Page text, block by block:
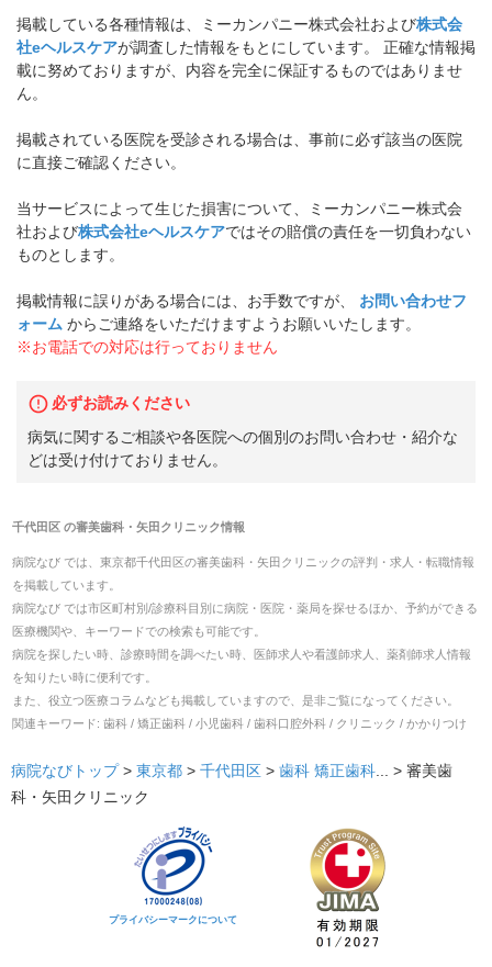
掲載している各種情報は、ミーカンパニー株式会社および株式会
社eヘルスケアが調査した情報をもとにしています。 正確な情報掲
載に努めておりますが、内容を完全に保証するものではありませ
ん。
掲載されている医院を受診される場合は、事前に必ず該当の医院
に直接ご確認ください。
当サービスによって生じた損害について、ミーカンパニー株式会
社および株式会社eヘルスケアではその賠償の責任を一切負わない
ものとします。
掲載情報に誤りがある場合には、お手数ですが、
お問い合わせフ
ォーム からご連絡をいただけますようお願いいたします。
※お電話での対応は行っておりません
必ずお読みください
病気に関するご相談や各医院への個別のお問い合わせ・紹介な
どは受け付けておりません。
千代田区の審美歯科・矢田クリニック情報
病院なび では、 東京都千代田区の審美歯科・矢田クリニックの評判・求人・転職情報
を掲載しています。
病院なび では市区町村別/診療科目別に病院・医院・薬局を探せるほか、予約ができる
医療機関や、キーワードでの検索も可能です。
病院を探したい時、診療時間を調べたい時、医師求人や看護師求人、薬剤師求人情報
を知りたい時に便利です。
また、役立つ医療コラムなども掲載していますので、是非ご覧になってください。
関連キーワード: 歯科 / 矯正歯科 / 小児歯科 / 歯科口腔外科 / クリニック / かかりつけ
病院なびトップ> 東京都 > 千代田区 > 歯科 矯正歯科 ... > 審美歯
科・矢田クリニック
プライバシーマークについて